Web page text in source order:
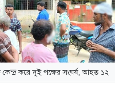
করে দুই পক্ষের সংঘর্ষ, আহত ১২